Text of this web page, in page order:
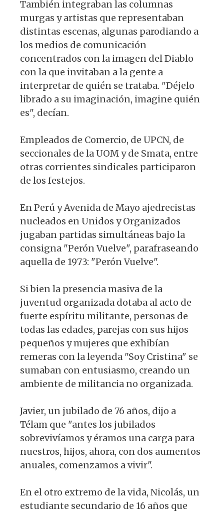
También integraban las columnas
murgas y artistas que representaban
distintas escenas, algunas parodiando a
los medios de comunicación
concentrados con la imagen del Diablo
con la que invitaban a la gente a
interpretar de quién se trataba. "Déjelo
librado a su imaginación, imagine quién
es", decían.
Empleados de Comercio, de UPCN, de
seccionales de la UOM y de Smata, entre
otras corrientes sindicales participaron
de los festejos.
En Perú y Avenida de Mayo ajedrecistas
nucleados en Unidos y Organizados
jugaban partidas simultáneas bajo la
consigna "Perón Vuelve", parafraseando
aquella de 1973: "Perón Vuelve".
Si bien la presencia masiva de la
juventud organizada dotaba al acto de
fuerte espíritu militante, personas de
todas las edades, parejas con sus hijos
pequeños y mujeres que exhibían
remeras con la leyenda "Soy Cristina" se
sumaban con entusiasmo, creando un
ambiente de militancia no organizada.
Javier, un jubilado de 76 años, dijo a
Télam que "antes los jubilados
sobrevivíamos y éramos una carga para
nuestros, hijos, ahora, con dos aumentos
anuales, comenzamos a vivir".
En el otro extremo de la vida, Nicolás, un
estudiante secundario de 16 años que